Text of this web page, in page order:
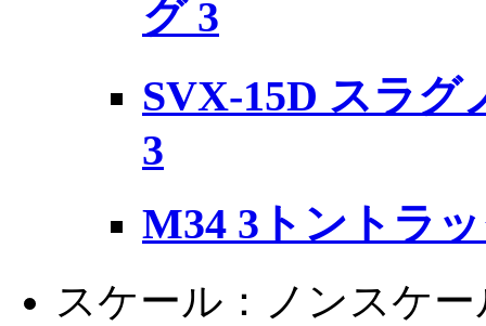
グ 3
SVX-15D スラグ
3
M34 3トントラ
スケール：ノンスケー